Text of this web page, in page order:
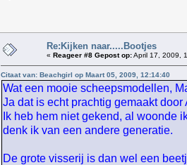
Re:Kijken naar.....Bootjes
« Reageer #8 Gepost op:April 17, 2009,
Citaat van: Beachgirl op Maart 05, 2009, 12:14:40
Wat een mooie scheepsmodellen,
Ja dat is echt prachtig gemaakt door
Ik heb hem niet gekend, al woonde
denk ik van een andere generatie.
De grote visserij is dan wel een